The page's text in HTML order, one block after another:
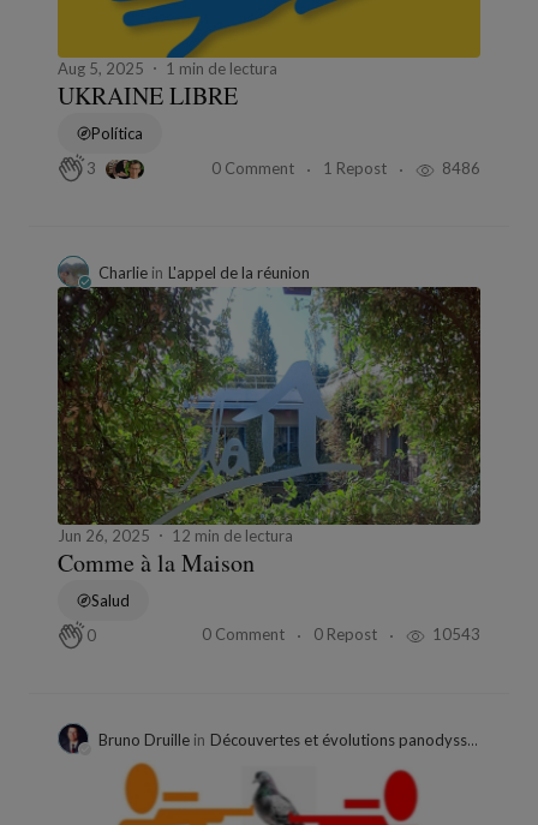
Aug 5, 2025 1 min de lectura
UKRAINE LIBRE
Política
3
0 Comment 1 Repost 8486
Charlie in L'appel de la réunion
Jun 26, 2025 12 min de lectura
Comme à la Maison
Salud
0
0 Comment 0 Repost 10543
Bruno Druille in Découvertes et évolutions panodyssey